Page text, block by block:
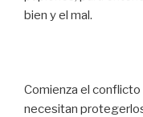
bien y el mal.
Comienza el
necesitan